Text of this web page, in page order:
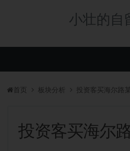
小壮的自
房贷政策
首页 板块分析 投资客买海尔路
投资客买海尔